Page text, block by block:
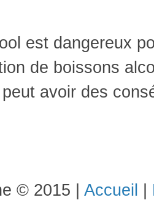
est dangereux
de boissons
avoir des
© 2015 | Accueil